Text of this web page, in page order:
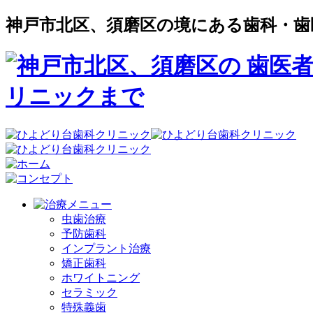
神戸市北区、須磨区の境にある歯科・
虫歯治療
予防歯科
インプラント治療
矯正歯科
ホワイトニング
セラミック
特殊義歯